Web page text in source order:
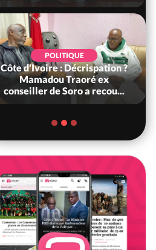
POLITIQUE
Côte d'Ivoire : Décrispation ?
Mamadou Traoré ex
conseiller de Soro a recou...